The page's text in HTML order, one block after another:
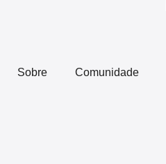
Sobre Comunidade